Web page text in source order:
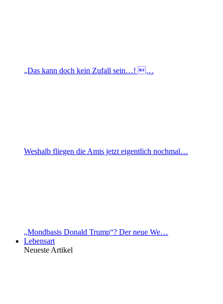
„Das kann doch kein Zufall sein…! …
Weshalb fliegen die Amis jetzt eigentlich nochmal…
„Mondbasis Donald Trump“? Der neue We…
Lebensart
Neueste Artikel